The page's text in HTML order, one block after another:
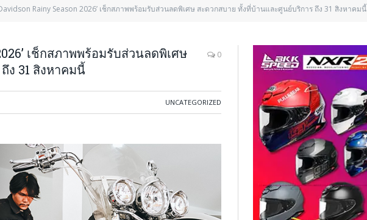
Rainy Season 2026’ เช็กสภาพพร้อมรับส่วนลดพิเศษ สะดวกสบาย ทั้งที่บ้านและศูนย์บริการ ถึง 31 สิงหาคมนี้
เช็กสภาพพร้อมรับส่วนลดพิเศษ
ง 31 สิงหาคมนี้
0
UNCATEGORIZED